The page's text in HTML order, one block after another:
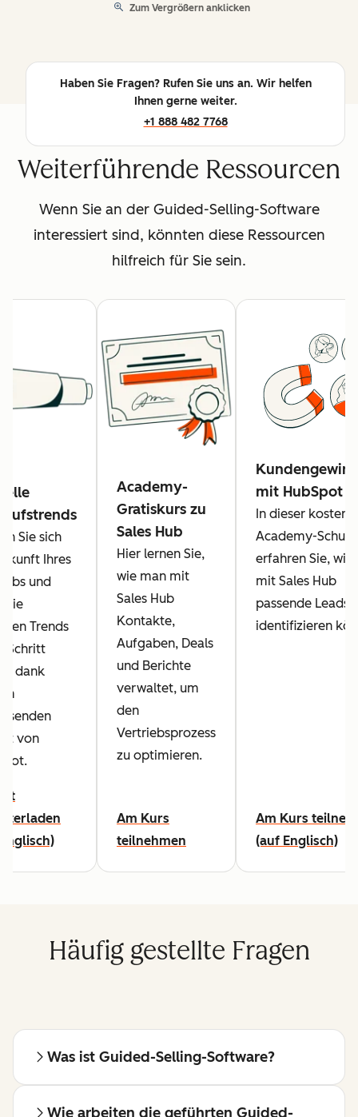
Zum Vergrößern anklicken
Haben Sie Fragen? Rufen Sie uns an. Wir helfen
Ihnen gerne weiter.
+1 888 482 7768
Weiterführende Ressourcen
Wenn Sie an der Guided-Selling-Software
interessiert sind, könnten diese Ressourcen
hilfreich für Sie sein.
Sie sich
Ihres
und
Sie
Trends
Schritt
dank
von
Academy-
Gratiskurs zu
Sales Hub
Hier lernen Sie,
wie man mit
Sales Hub
Kontakte,
Aufgaben, Deals
und Berichte
verwaltet, um
den
Vertriebsprozess
zu optimieren.
Am Kurs
teilnehmen
mit HubSpot
In dieser
Academy-
erfahren Sie, wie
mit Sales Hub
passende Leads
identifizieren
Am Kurs
(auf Englisch)
Häufig gestellte Fragen
Was ist Guided-Selling-Software?
Wie arbeiten die geführten Guided-